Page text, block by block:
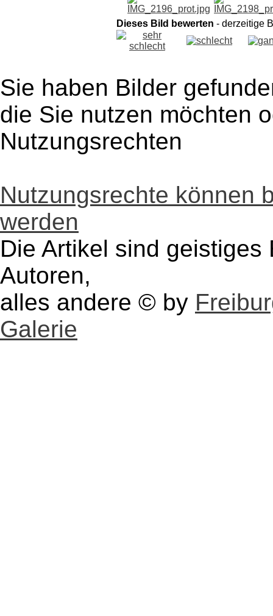
Dieses Bild bewerten - derzeitige
Sie haben Bilder
die Sie nutzen möchten
Nutzungsrechten
Nutzungsrechte können
werden
Die Artikel sind
Autoren,
alles andere © by
Galerie